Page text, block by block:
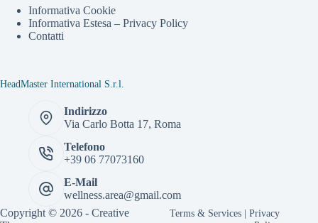
Informativa Cookie
Informativa Estesa – Privacy Policy
Contatti
HeadMaster International S.r.l.
Indirizzo
Via Carlo Botta 17, Roma
Telefono
+39 06 77073160
E-Mail
wellness.area@gmail.com
Copyright © 2026 - Creative
Terms & Services |Privacy